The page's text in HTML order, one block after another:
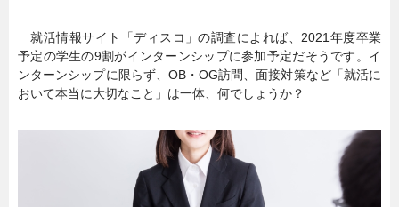
グルメ スキル
暮らし エンタメ
連載一覧
就活情報サイト「ディスコ」の調査によれば、2021年度卒業
予定の学生の9割がインターンシップに参加予定だそうです。イ
ンターンシップに限らず、OB・OG訪問、面接対策など「就活に
おいて本当に大切なこと」は一体、何でしょうか？